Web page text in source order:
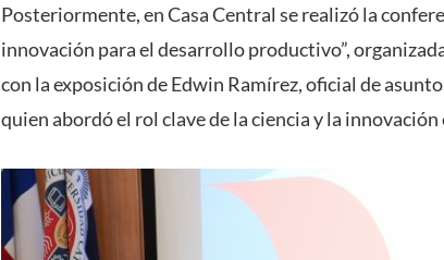
Posteriormente, en Casa Central se realizó la
innovación para el desarrollo productivo”,
con la exposición de Edwin Ramírez, oficial de
quien abordó el rol clave de la ciencia y la